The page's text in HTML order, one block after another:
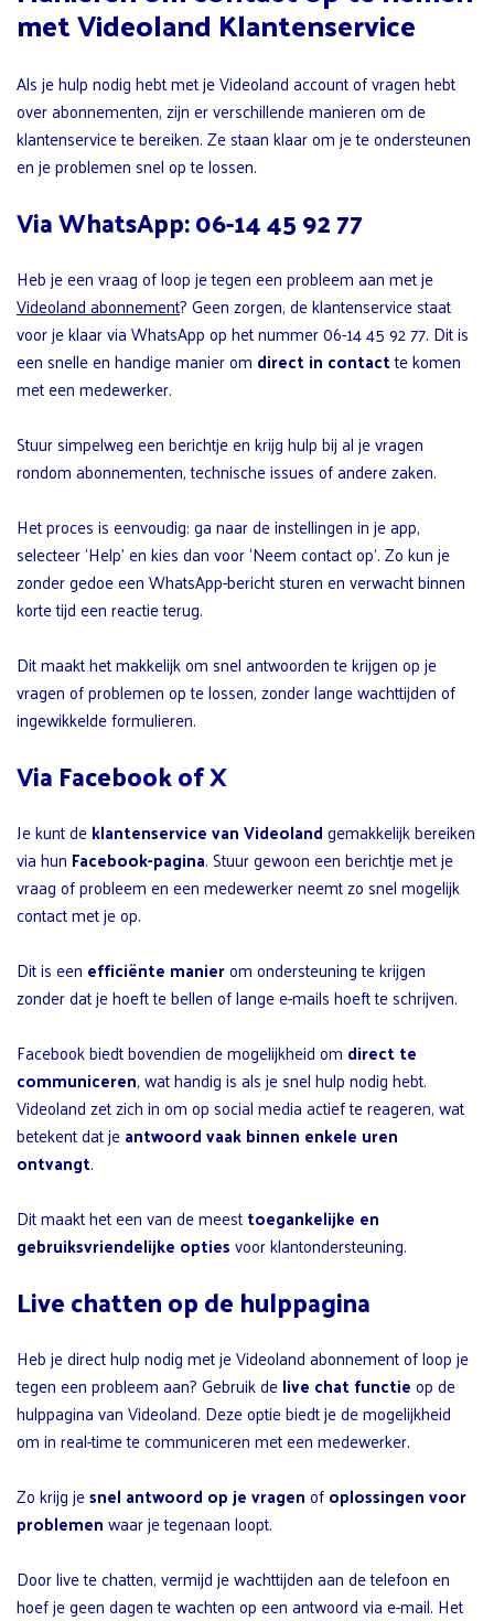
met Videoland Klantenservice
Als je hulp nodig hebt met je Videoland account of vragen hebt
over abonnementen, zijn er verschillende manieren om de
klantenservice te bereiken. Ze staan klaar om je te ondersteunen
en je problemen snel op te lossen.
Via WhatsApp: 06-14 45 92 77
Heb je een vraag of loop je tegen een probleem aan met je
Videoland abonnement? Geen zorgen, de klantenservice staat
voor je klaar via WhatsApp op het nummer 06-14 45 92 77. Dit is
een snelle en handige manier om direct in contactte komen
met een medewerker.
Stuur simpelweg een berichtje en krijg hulp bij al je vragen
rondom abonnementen, technische issues of andere zaken.
Het proces is eenvoudig: ga naar de instellingen in je app,
selecteer ‘Help’ en kies dan voor ‘Neem contact op’. Zo kun je
zonder gedoe een WhatsApp-bericht sturen en verwacht binnen
korte tijd een reactie terug.
Dit maakt het makkelijk om snel antwoorden te krijgen op je
vragen of problemen op te lossen, zonder lange wachttijden of
ingewikkelde formulieren.
Via Facebook of X
Je kunt deklantenservice van Videolandgemakkelijk bereiken
via hun Facebook-pagina. Stuur gewoon een berichtje met je
vraag of probleem en een medewerker neemt zo snel mogelijk
contact met je op.
Dit is een efficiënte manierom ondersteuning te krijgen
zonder dat je hoeft te bellen of lange e-mails hoeft te schrijven.
Facebook biedt bovendien de mogelijkheid om direct te
communiceren, wat handig is als je snel hulp nodig hebt.
Videoland zet zich in om op social media actief te reageren, wat
betekent dat jeantwoord vaak binnen enkele uren
ontvangt.
Dit maakt het een van de meesttoegankelijke en
gebruiksvriendelijke optiesvoor klantondersteuning.
Live chatten op de hulppagina
Heb je direct hulp nodig met je Videoland abonnement of loop je
tegen een probleem aan? Gebruik delive chat functieop de
hulppagina van Videoland. Deze optie biedt je de mogelijkheid
om in real-time te communiceren met een medewerker.
Zo krijg jesnel antwoord op je vragenofoplossingen voor
problemenwaar je tegenaan loopt.
Door live te chatten, vermijd je wachttijden aan de telefoon en
hoef je geen dagen te wachten op een antwoord via e-mail. Het